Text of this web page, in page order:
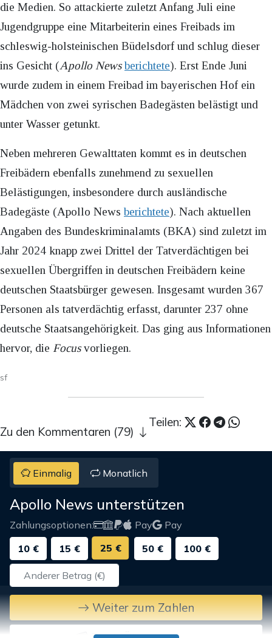
die Medien. So attackierte zuletzt Anfang Juli eine
Jugendgruppe eine Mitarbeiterin eines Freibads im
schleswig-holsteinischen Büdelsdorf und schlug dieser
ins Gesicht (Apollo News berichtete). Erst Ende Juni
wurde zudem in einem Freibad im bayerischen Hof ein
Mädchen von zwei syrischen Badegästen belästigt und
unter Wasser getunkt.
Neben mehreren Gewalttaten kommt es in deutschen
Freibädern ebenfalls zunehmend zu sexuellen
Belästigungen, insbesondere durch ausländische
Badegäste (Apollo Newsberichtete). Nach aktuellen
Angaben des Bundeskriminalamts (BKA) sind zuletzt im
Jahr 2024 knapp zwei Drittel der Tatverdächtigen bei
sexuellen Übergriffen in deutschen Freibädern keine
deutschen Staatsbürger gewesen. Insgesamt wurden 367
Personen als tatverdächtig erfasst, darunter 237 ohne
deutsche Staatsangehörigkeit. Das ging aus Informationen
hervor, die Focusvorliegen.
sf
Teilen:
Zu den Kommentaren (79)
Einmalig Monatlich
Apollo News unterstützen
Zahlungsoptionen: Pay
Pay
10 €
15 € 25 € 50 € 100 €
Weiter zum Zahlen